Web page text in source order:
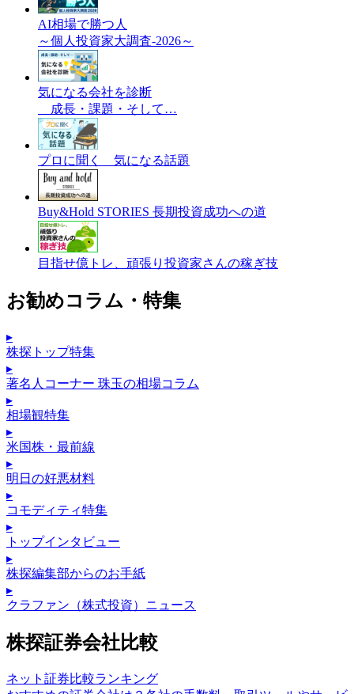
AI相場で勝つ人
～個人投資家大調査-2026～
気になる会社を診断
成長・課題・そして…
プロに聞く 気になる話題
Buy&Hold STORIES 長期投資成功への道
目指せ億トレ、頑張り投資家さんの稼ぎ技
お勧めコラム・特集
▸
株探トップ特集
▸
著名人コーナー 珠玉の相場コラム
▸
相場観特集
▸
米国株・最前線
▸
明日の好悪材料
▸
コモディティ特集
▸
トップインタビュー
▸
株探編集部からのお手紙
▸
クラファン（株式投資）ニュース
株探証券会社比較
ネット証券比較ランキング